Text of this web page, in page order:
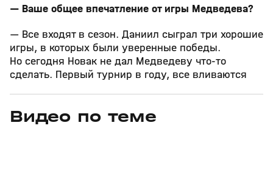
— Ваше общее впечатление от игры Медведева?
— Все входят в сезон. Даниил сыграл три хорошие
игры, в которых были уверенные победы.
Но сегодня Новак не дал Медведеву что‑то
сделать. Первый турнир в году, все вливаются
Видео по теме
11 июл, 16:17